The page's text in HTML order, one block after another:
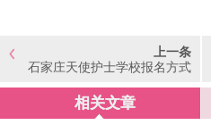
上一条
石家庄天使护士学校报名方式
相关文章